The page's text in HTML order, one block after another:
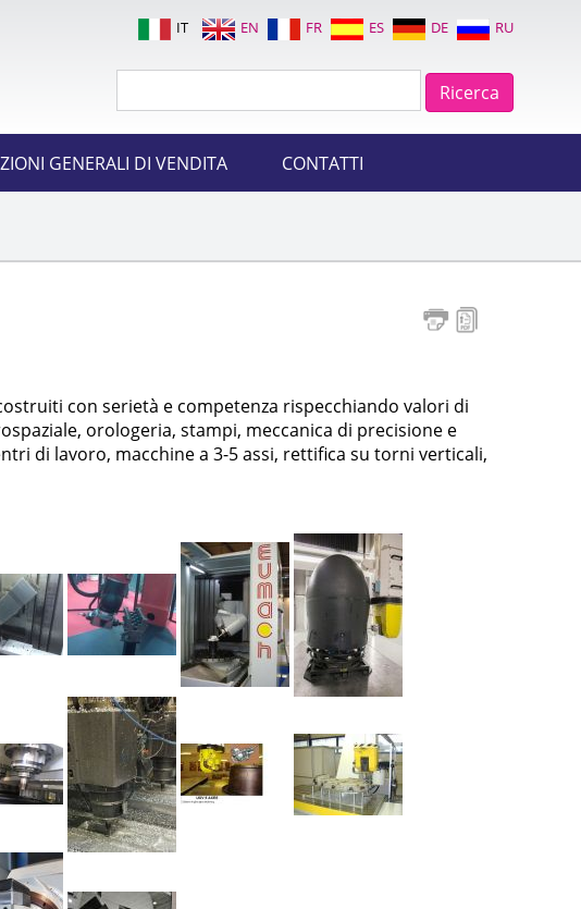
IT EN FR ES DE RU
GENERALI DI VENDITA CONTATTI
con serietà e competenza rispecchiando valori di
orologeria, stampi, meccanica di precisione e
di lavoro, macchine a 3-5 assi, rettifica su torni verticali,